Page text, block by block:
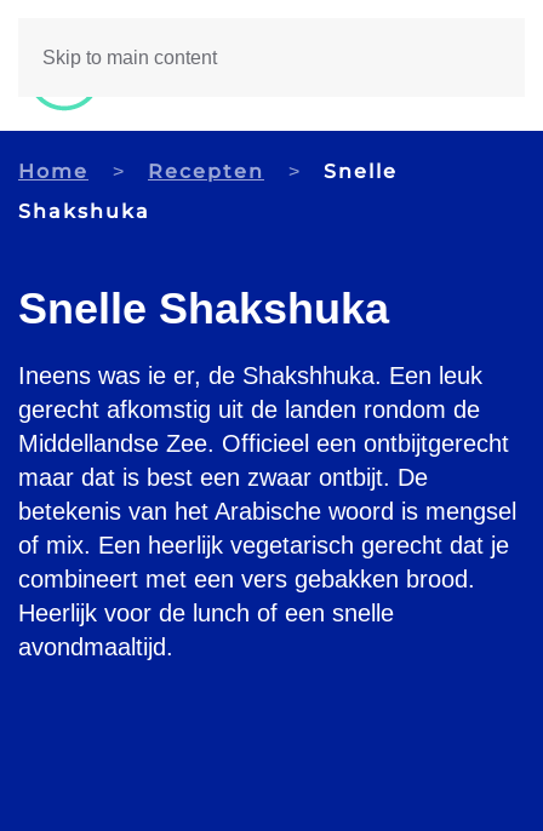
Skip to main content
Home Recepten
Snelle
Shakshuka
Snelle Shakshuka
Ineens was ie er, de Shakshhuka. Een leuk
gerecht afkomstig uit de landen rondom de
Middellandse Zee. Officieel een ontbijtgerecht
maar dat is best een zwaar ontbijt. De
betekenis van het Arabische woord is mengsel
of mix. Een heerlijk vegetarisch gerecht dat je
combineert met een vers gebakken brood.
Heerlijk voor de lunch of een snelle
avondmaaltijd.